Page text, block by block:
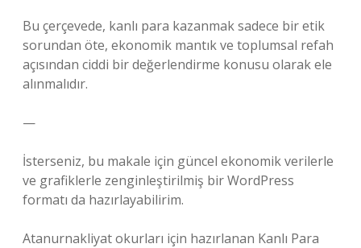
Bu çerçevede, kanlı para kazanmak sadece bir etik
sorundan öte, ekonomik mantık ve toplumsal refah
açısından ciddi bir değerlendirme konusu olarak ele
alınmalıdır.
—
İsterseniz, bu makale için güncel ekonomik verilerle
ve grafiklerle zenginleştirilmiş bir WordPress
formatı da hazırlayabilirim.
Atanurnakliyat okurları için hazırlanan Kanlı Para